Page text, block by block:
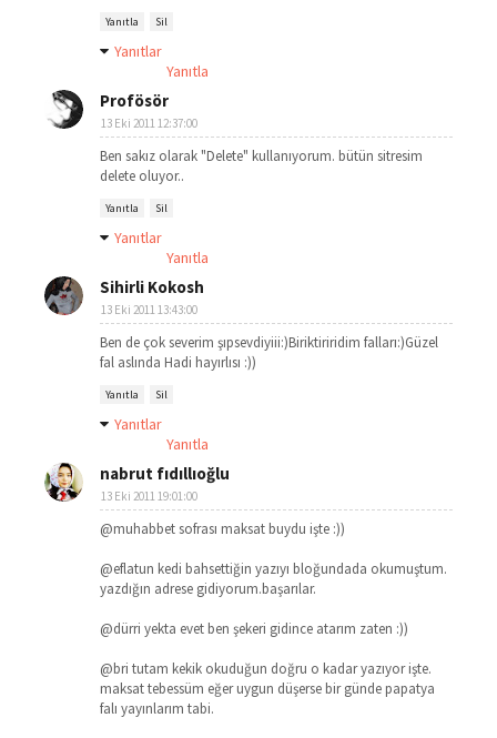
Yanıtla Sil
Yanıtlar
Yanıtla
Profösör
13 Eki 2011 12:37:00
Ben sakız olarak "Delete" kullanıyorum. bütün sitresim
delete oluyor..
Yanıtla Sil
Yanıtlar
Yanıtla
Sihirli Kokosh
13 Eki 2011 13:43:00
Ben de çok severim şıpsevdiyiii:)Biriktiriridim falları:)Güzel
fal aslında Hadi hayırlısı :))
Yanıtla Sil
Yanıtlar
Yanıtla
nabrut fıdıllıoğlu
13 Eki 2011 19:01:00
@muhabbet sofrası maksat buydu işte :))
@eflatun kedi bahsettiğin yazıyı bloğundada okumuştum.
yazdığın adrese gidiyorum.başarılar.
@dürri yekta evet ben şekeri gidince atarım zaten :))
@bri tutam kekik okuduğun doğru o kadar yazıyor işte.
maksat tebessüm eğer uygun düşerse bir günde papatya
falı yayınlarım tabi.